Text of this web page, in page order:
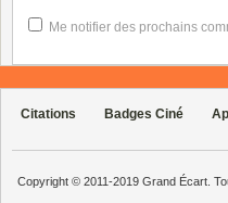
Me notifier des prochains
Citations Badges Ciné
Copyright © 2011-2019 Grand Écart.